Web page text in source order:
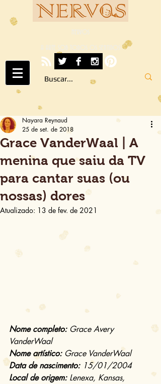
NERVOS
A ARTE SOB TODOS OS SENTIDOS
Grace VanderWaal | A
menina que saiu da TV
para cantar suas (ou
nossas) dores
Nayara Reynaud
25 de set. de 2018
Atualizado: 13 de fev. de 2021
Nome completo: Grace Avery
VanderWaal
Nome artístico: Grace VanderWaal
Data de nascimento: 15/01/2004
Local de origem: Lenexa, Kansas,